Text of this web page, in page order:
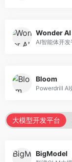
Bloom
大模型开发平台
BigModel